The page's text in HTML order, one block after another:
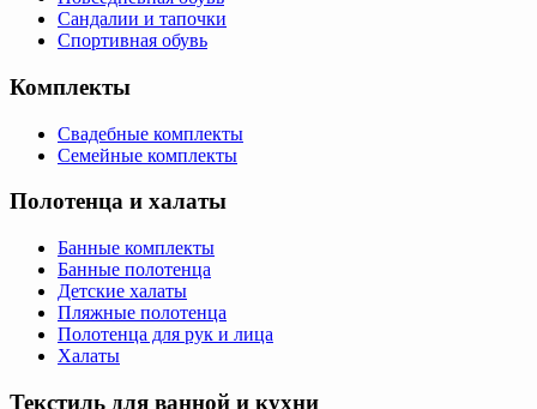
Сандалии и тапочки
Спортивная обувь
Комплекты
Свадебные комплекты
Семейные комплекты
Полотенца и халаты
Банные комплекты
Банные полотенца
Детские халаты
Пляжные полотенца
Полотенца для рук и лица
Халаты
Текстиль для ванной и кухни